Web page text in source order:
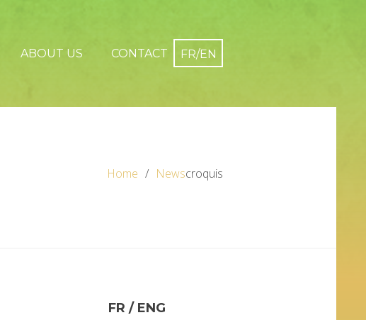
ABOUT US CONTACT
Home Newscroquis
FR / ENG